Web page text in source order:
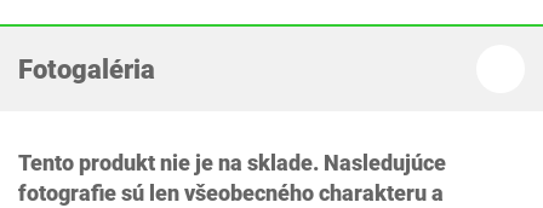
Fotogaléria
Tento produkt nie je na sklade. Nasledujúce
fotografie sú len všeobecného charakteru a